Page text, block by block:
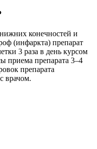
конечностей и
(инфаркта) препарат
3 раза в день курсом
приема препарата 3–4
препарата
врачом.